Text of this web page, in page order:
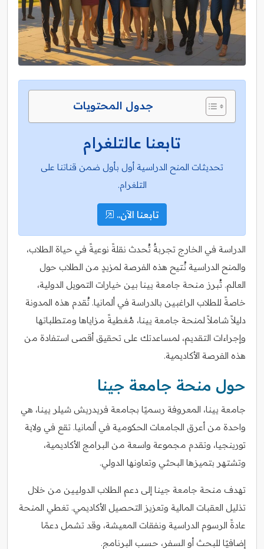
جدول المحتويات
تابعنا عالتلغرام
تحديثات المنح الدراسية أول بأول ضمن قناتنا على
التلغرام.
تابعنا الآن..
الدراسة في الخارج تجربةٌ تُحدث نقلةً نوعيةً في حياة الطلاب،
والمنح الدراسية تُتيح هذه الفرصة لمزيدٍ من الطلاب حول
العالم. تُبرز منحة جامعة يينا بين خيارات التمويل الدولية،
خاصةً للطلاب الراغبين بالدراسة في ألمانيا. تُقدم هذه المدونة
دليلاً شاملاً لمنحة جامعة يينا، مُغطيةً مزاياها ومتطلباتها
وإجراءات التقديم، لمساعدتك على تحقيق أقصى استفادة من
هذه الفرصة الأكاديمية.
حول منحة جامعة جينا
جامعة يينا، المعروفة رسميًا بجامعة فريدريش شيلر يينا، هي
واحدة من أعرق الجامعات الحكومية في ألمانيا. تقع في ولاية
تورينجيا، وتقدم مجموعة واسعة من البرامج الأكاديمية،
وتشتهر بتميزها البحثي وتعاونها الدولي.
تهدف منحة جامعة جينا إلى دعم الطلاب الدوليين من خلال
تذليل العقبات المالية وتعزيز التحصيل الأكاديمي. تغطي المنحة
عادةً الرسوم الدراسية ونفقات المعيشة، وقد تشمل دعمًا
إضافيًا للبحث أو السفر، حسب البرنامج.